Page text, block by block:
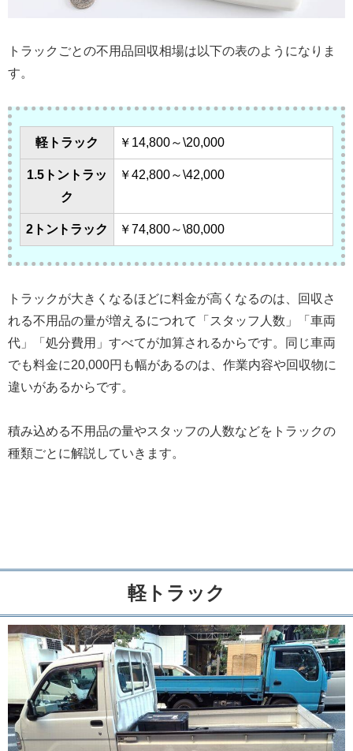
トラックごとの不用品回収相場は以下の表のようになりま
す。
軽トラック ￥14,800～\20,000
1.5トントラッ
ク
￥42,800～\42,000
2トントラック ￥74,800～\80,000
トラックが大きくなるほどに料金が高くなるのは、回収さ
れる不用品の量が増えるにつれて「スタッフ人数」「車両
代」「処分費用」すべてが加算されるからです。同じ車両
でも料金に20,000円も幅があるのは、作業内容や回収物に
違いがあるからです。
積み込める不用品の量やスタッフの人数などをトラックの
種類ごとに解説していきます。
軽トラック